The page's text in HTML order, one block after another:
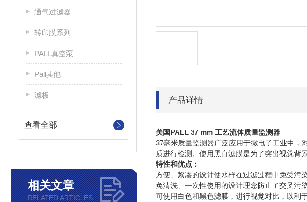
通气过滤器
转印膜系列
PALL真空泵
Pall其他
滤板
查看全部
相关文章
RELATED ARTICLES
产品详情
美国PALL 37 mm 工艺流体质量监测器
37毫米质量监测器广泛应用于微电子工业中，
质进行检测。使用黑白滤膜是为了突出视觉背
特性和优点：
方便、紧凑的设计使水样在过滤过程中免受污染
免清洗、一次性使用的设计理念防止了交叉污
可使用白色和黑色滤膜，进行视觉对比，以利